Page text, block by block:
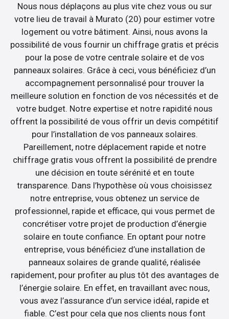
Nous nous déplaçons au plus vite chez vous ou sur
votre lieu de travail à Murato (20) pour estimer votre
logement ou votre bâtiment. Ainsi, nous avons la
possibilité de vous fournir un chiffrage gratis et précis
pour la pose de votre centrale solaire et de vos
panneaux solaires. Grâce à ceci, vous bénéficiez d’un
accompagnement personnalisé pour trouver la
meilleure solution en fonction de vos nécessités et de
votre budget. Notre expertise et notre rapidité nous
offrent la possibilité de vous offrir un devis compétitif
pour l’installation de vos panneaux solaires.
Pareillement, notre déplacement rapide et notre
chiffrage gratis vous offrent la possibilité de prendre
une décision en toute sérénité et en toute
transparence. Dans l’hypothèse où vous choisissez
notre entreprise, vous obtenez un service de
professionnel, rapide et efficace, qui vous permet de
concrétiser votre projet de production d’énergie
solaire en toute confiance. En optant pour notre
entreprise, vous bénéficiez d’une installation de
panneaux solaires de grande qualité, réalisée
rapidement, pour profiter au plus tôt des avantages de
l’énergie solaire. En effet, en travaillant avec nous,
vous avez l’assurance d’un service idéal, rapide et
fiable. C’est pour cela que nos clients nous font